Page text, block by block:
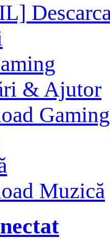
& Ajutor
Gaming
Muzică